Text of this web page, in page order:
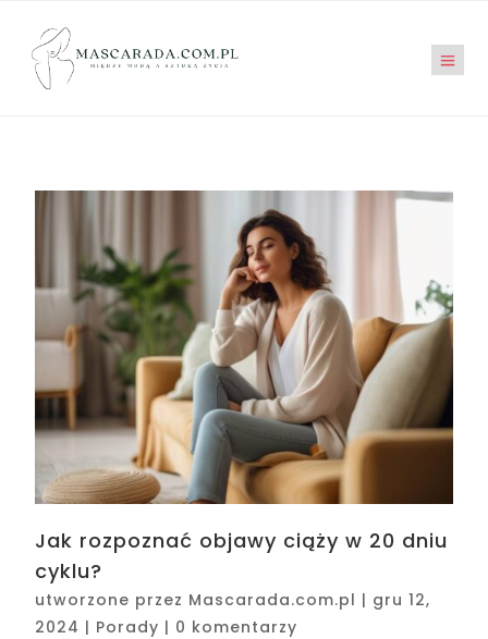
Jak rozpoznać objawy ciąży w 20 dniu
cyklu?
utworzone przez Mascarada.com.pl | gru 12,
2024 | Porady | 0 komentarzy